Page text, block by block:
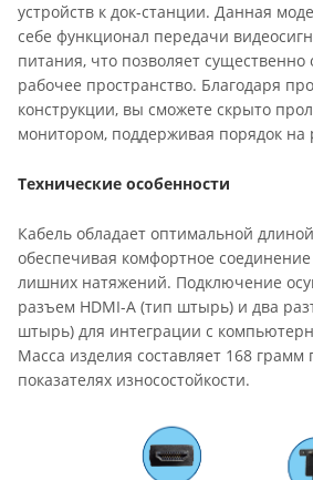
устройств к док-станции. Данная
себе функционал передачи
питания, что позволяет
рабочее пространство. Благодаря
конструкции, вы сможете скрыто
монитором, поддерживая порядок на
Технические особенности
Кабель обладает оптимальной
обеспечивая комфортное
лишних натяжений. Подключение
разъем HDMI-A (тип штырь) и два
штырь) для интеграции с
Масса изделия составляет 168 грамм
показателях износостойкости.